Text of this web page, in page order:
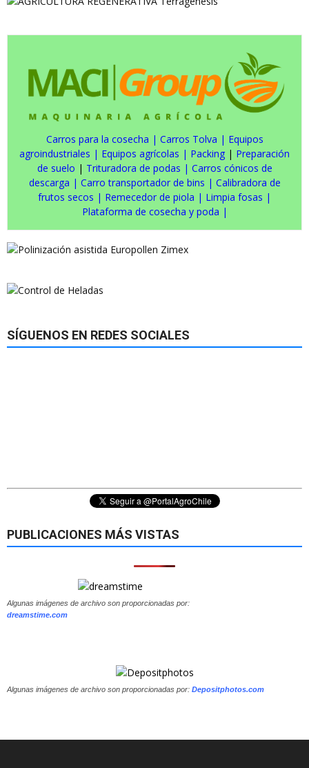
Carros para la cosecha | Carros Tolva | Equipos
agroindustriales | Equipos agrícolas | Packing | Preparación
de suelo | Trituradora de podas | Carros cónicos de
descarga | Carro transportador de bins | Calibradora de
frutos secos | Remecedor de piola | Limpia fosas |
Plataforma de cosecha y poda |
SÍGUENOS EN REDES SOCIALES
PUBLICACIONES MÁS VISTAS
Algunas imágenes de archivo son proporcionadas por:
dreamstime.com
Algunas imágenes de archivo son proporcionadas por: Depositphotos.com